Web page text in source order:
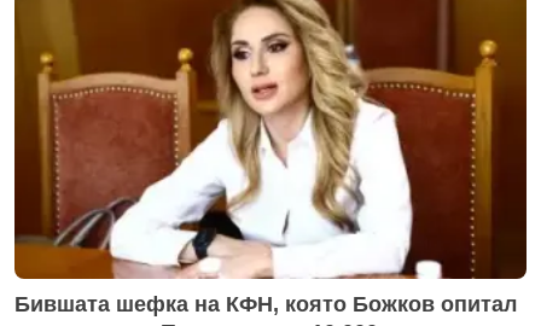
Бившата шефка на КФН, която Божков опитал